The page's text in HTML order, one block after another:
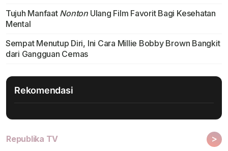
Tujuh Manfaat Nonton Ulang Film Favorit Bagi Kesehatan
Mental
Sempat Menutup Diri, Ini Cara Millie Bobby Brown Bangkit
dari Gangguan Cemas
Rekomendasi
Republika TV >